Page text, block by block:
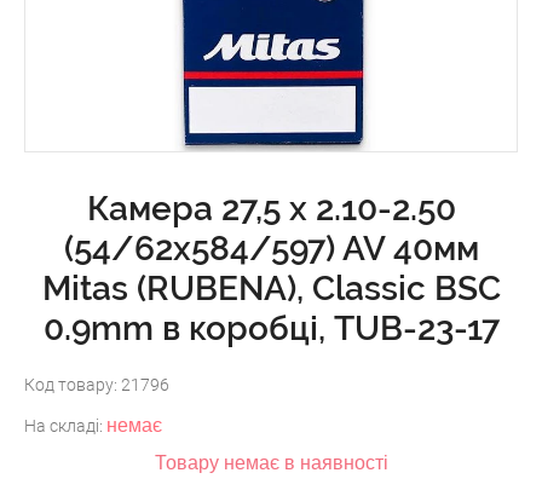
Камера 27,5 x 2.10-2.50
(54/62x584/597) AV 40мм
Mitas (RUBENA), Classic BSC
0.9mm в коробці, TUB-23-17
Код товару: 21796
На складі: немає
Товару немає в наявності